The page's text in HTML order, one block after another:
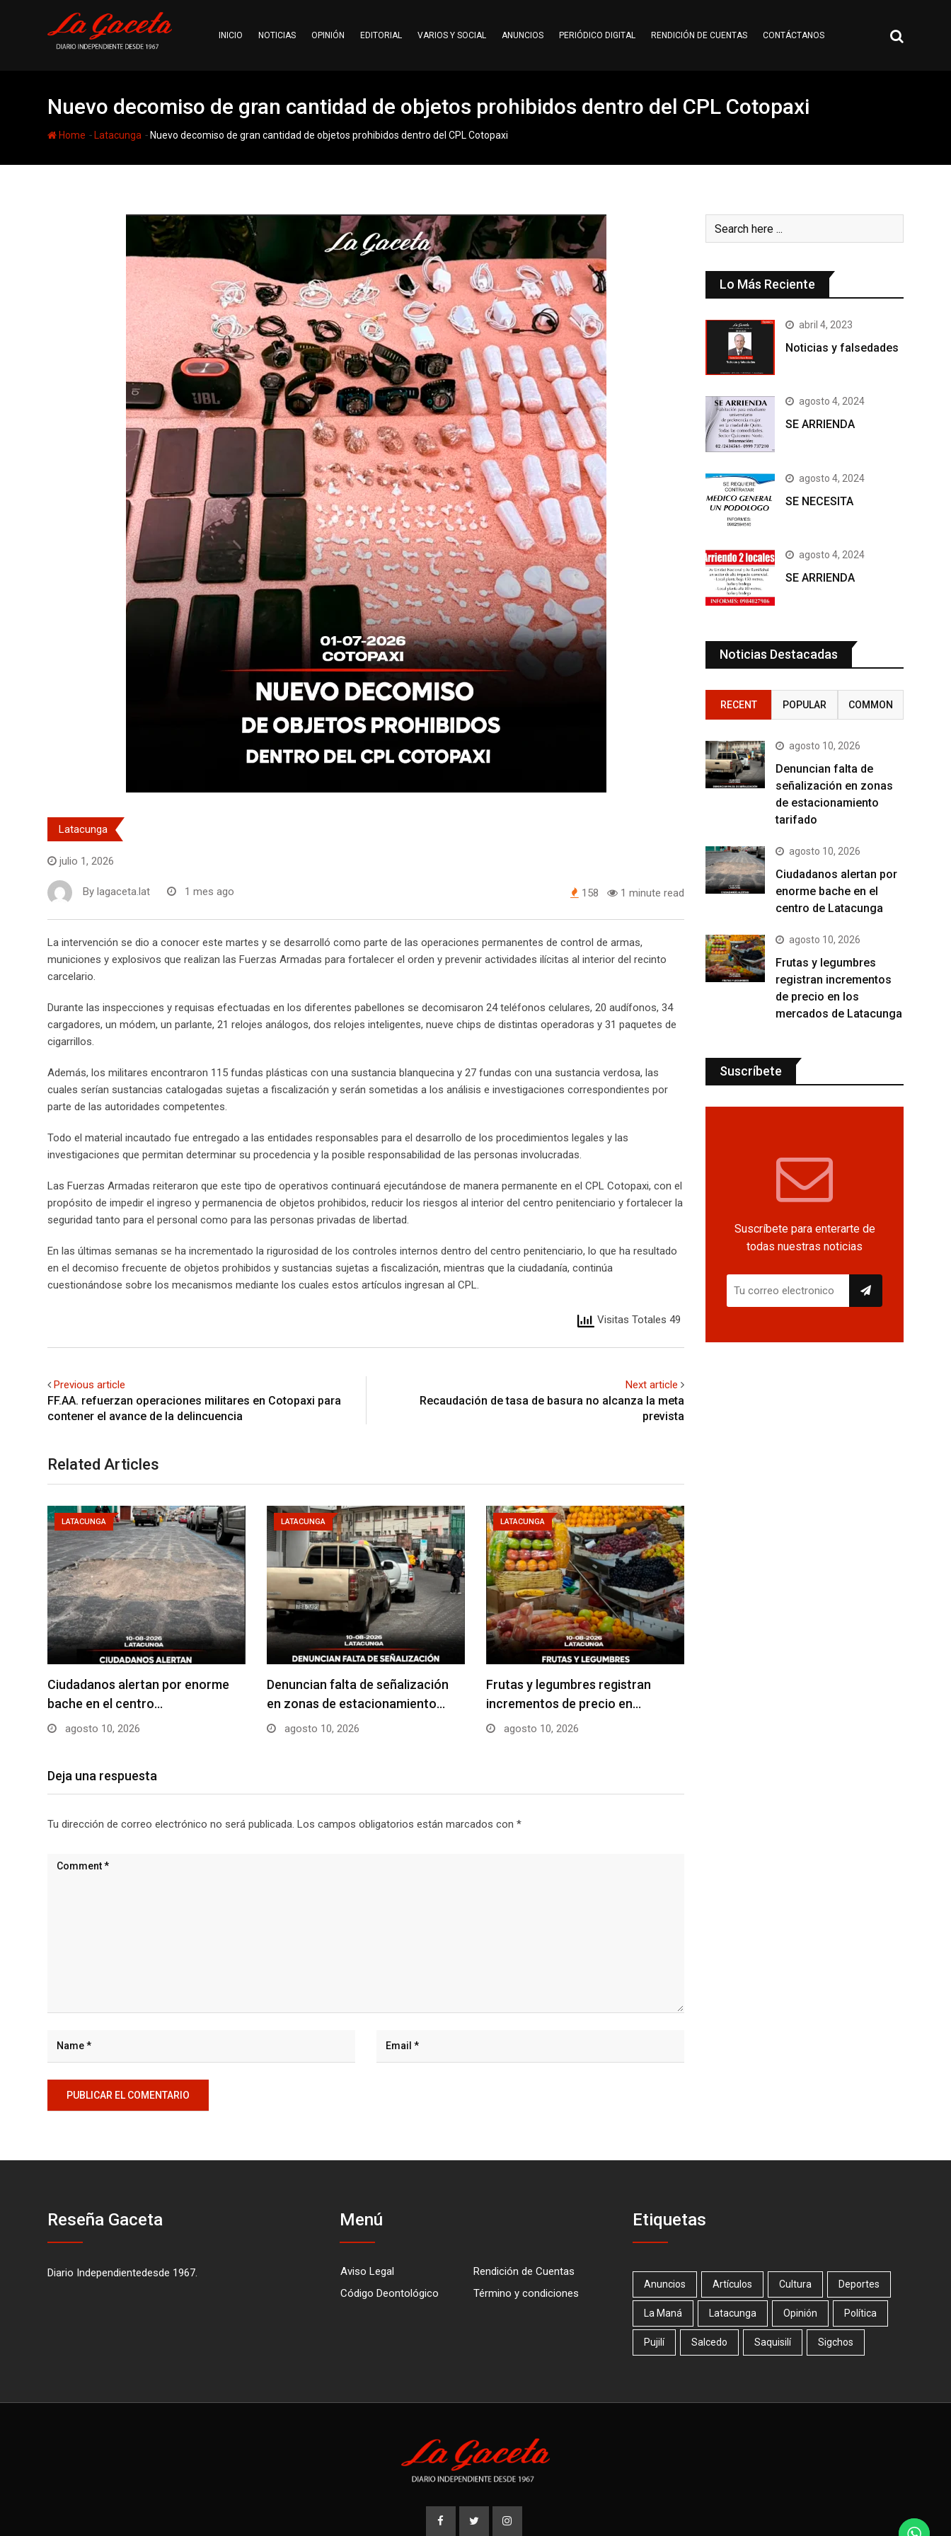
INICIO NOTICIAS OPINIÓN EDITORIAL VARIOS Y SOCIAL ANUNCIOS PERIÓDICO DIGITAL RENDICIÓN DE CUENTAS CONTÁCTANOS
Nuevo decomiso de gran cantidad de objetos prohibidos dentro del CPL Cotopaxi
Home - Latacunga - Nuevo decomiso de gran cantidad de objetos prohibidos dentro del CPL Cotopaxi
Latacunga
julio 1, 2026
By lagaceta.lat 1 mes ago 158 1 minute read
La intervención se dio a conocer este martes y se desarrolló como parte de las operaciones permanentes de control de armas,
municiones y explosivos que realizan las Fuerzas Armadas para fortalecer el orden y prevenir actividades ilícitas al interior del recinto
carcelario.
Durante las inspecciones y requisas efectuadas en los diferentes pabellones se decomisaron 24 teléfonos celulares, 20 audífonos, 34
cargadores, un módem, un parlante, 21 relojes análogos, dos relojes inteligentes, nueve chips de distintas operadoras y 31 paquetes de
cigarrillos.
Además, los militares encontraron 115 fundas plásticas con una sustancia blanquecina y 27 fundas con una sustancia verdosa, las
cuales serían sustancias catalogadas sujetas a fiscalización y serán sometidas a los análisis e investigaciones correspondientes por
parte de las autoridades competentes.
Todo el material incautado fue entregado a las entidades responsables para el desarrollo de los procedimientos legales y las
investigaciones que permitan determinar su procedencia y la posible responsabilidad de las personas involucradas.
Las Fuerzas Armadas reiteraron que este tipo de operativos continuará ejecutándose de manera permanente en el CPL Cotopaxi, con el
propósito de impedir el ingreso y permanencia de objetos prohibidos, reducir los riesgos al interior del centro penitenciario y fortalecer la
seguridad tanto para el personal como para las personas privadas de libertad.
En las últimas semanas se ha incrementado la rigurosidad de los controles internos dentro del centro penitenciario, lo que ha resultado
en el decomiso frecuente de objetos prohibidos y sustancias sujetas a fiscalización, mientras que la ciudadanía, continúa
cuestionándose sobre los mecanismos mediante los cuales estos artículos ingresan al CPL.
Visitas Totales 49
Previous article
FF.AA. refuerzan operaciones militares en Cotopaxi para
contener el avance de la delincuencia
Next article
Recaudación de tasa de basura no alcanza la meta
prevista
Related Articles
LATACUNGA
Ciudadanos alertan por enorme
bache en el centro…
agosto 10, 2026
LATACUNGA
Denuncian falta de señalización
en zonas de estacionamiento…
agosto 10, 2026
LATACUNGA
Frutas y legumbres registran
incrementos de precio en…
agosto 10, 2026
Deja una respuesta
Tu dirección de correo electrónico no será publicada. Los campos obligatorios están marcados con *
Lo Más Reciente
abril 4, 2023
Noticias y falsedades
agosto 4, 2024
SE ARRIENDA
agosto 4, 2024
SE NECESITA
agosto 4, 2024
SE ARRIENDA
Noticias Destacadas
RECENT POPULAR COMMON
agosto 10, 2026
Denuncian falta de
señalización en zonas
de estacionamiento
tarifado
agosto 10, 2026
Ciudadanos alertan por
enorme bache en el
centro de Latacunga
agosto 10, 2026
Frutas y legumbres
registran incrementos
de precio en los
mercados de Latacunga
Suscríbete
Suscríbete para enterarte de
todas nuestras noticias
Reseña Gaceta
Diario Independientedesde 1967.
Menú
Aviso Legal
Rendición de Cuentas
Código Deontológico
Término y condiciones
Etiquetas
Anuncios Artículos Cultura Deportes
La Maná Latacunga Opinión Política
Pujilí Salcedo Saquisilí Sigchos